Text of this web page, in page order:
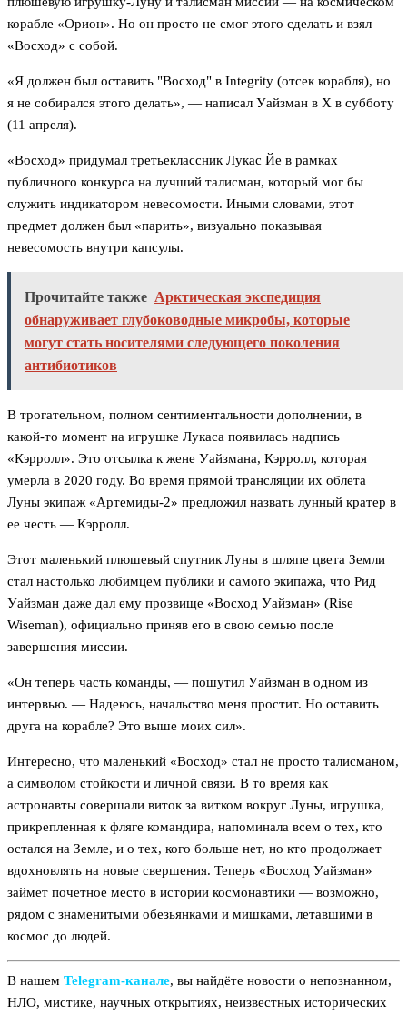
корабле «Орион». Но он просто не смог этого сделать и взял
«Восход» с собой.
«Я должен был оставить "Восход" в Integrity (отсек корабля), но
я не собирался этого делать», — написал Уайзман в X в субботу
(11 апреля).
«Восход» придумал третьеклассник Лукас Йе в рамках
публичного конкурса на лучший талисман, который мог бы
служить индикатором невесомости. Иными словами, этот
предмет должен был «парить», визуально показывая
невесомость внутри капсулы.
Прочитайте также Арктическая экспедиция
обнаруживает глубоководные микробы, которые
могут стать носителями следующего поколения
антибиотиков
В трогательном, полном сентиментальности дополнении, в
какой-то момент на игрушке Лукаса появилась надпись
«Кэрролл». Это отсылка к жене Уайзмана, Кэрролл, которая
умерла в 2020 году. Во время прямой трансляции их облета
Луны экипаж «Артемиды-2» предложил назвать лунный кратер в
ее честь — Кэрролл.
Этот маленький плюшевый спутник Луны в шляпе цвета Земли
стал настолько любимцем публики и самого экипажа, что Рид
Уайзман даже дал ему прозвище «Восход Уайзман» (Rise
Wiseman), официально приняв его в свою семью после
завершения миссии.
«Он теперь часть команды, — пошутил Уайзман в одном из
интервью. — Надеюсь, начальство меня простит. Но оставить
друга на корабле? Это выше моих сил».
Интересно, что маленький «Восход» стал не просто талисманом,
а символом стойкости и личной связи. В то время как
астронавты совершали виток за витком вокруг Луны, игрушка,
прикрепленная к фляге командира, напоминала всем о тех, кто
остался на Земле, и о тех, кого больше нет, но кто продолжает
вдохновлять на новые свершения. Теперь «Восход Уайзман»
займет почетное место в истории космонавтики — возможно,
рядом с знаменитыми обезьянками и мишками, летавшими в
космос до людей.
В нашем Telegram‑канале, вы найдёте новости о непознанном,
НЛО, мистике, научных открытиях, неизвестных исторических